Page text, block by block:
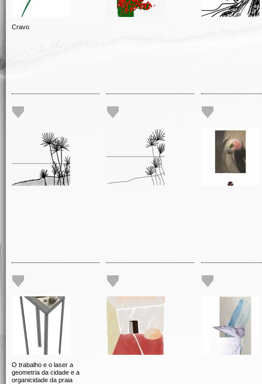
Cravo
O trabalho e o laser a
geometria da cidade e a
organicidade da praia